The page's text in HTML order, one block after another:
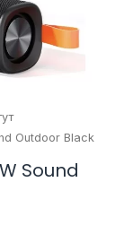
Outdoor Black
Sound